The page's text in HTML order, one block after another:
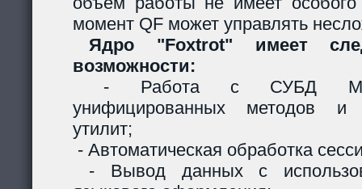
момент QF может управлять
Ядро "Foxtrot" имеет
возможности:
- Работа с СУБД
унифицированных методов и
утилит;
- Автоматическая обработка
- Вывод данных с